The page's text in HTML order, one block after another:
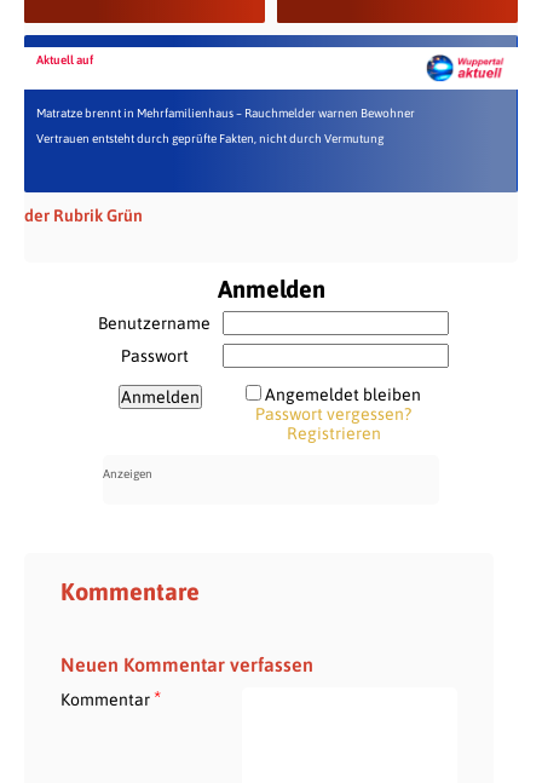
Aktuell auf
Matratze brennt in Mehrfamilienhaus – Rauchmelder warnen Bewohner
Vertrauen entsteht durch geprüfte Fakten, nicht durch Vermutung
der Rubrik Grün
Anmelden
Benutzername
Passwort
Angemeldet bleiben
Passwort vergessen?
Registrieren
Kommentare
Neuen Kommentar verfassen
Kommentar*